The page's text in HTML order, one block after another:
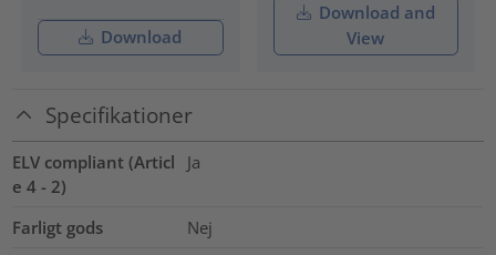
Download
Download and
View
Specifikationer
ELV compliant (Articl
e 4 - 2)
Ja
Farligt gods
Nej